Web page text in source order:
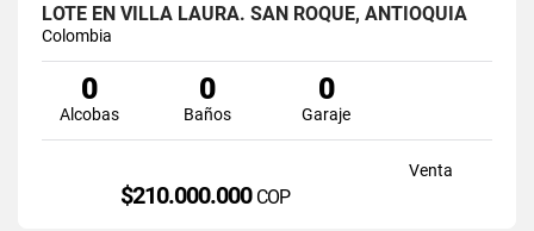
LOTE EN VILLA LAURA. SAN ROQUE, ANTIOQUIA
Colombia
0
Alcobas
0
Baños
0
Garaje
Venta
$210.000.000 COP